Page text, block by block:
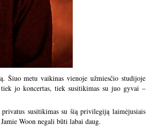
Šiuo metu vaikinas vienoje užmiesčio studijoje
jo koncertas, tiek susitikimas su juo gyvai –
susitikimas su šią privilegiją laimėjusiais
Woon negali būti labai daug.